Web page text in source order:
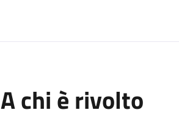
A chi è rivolto